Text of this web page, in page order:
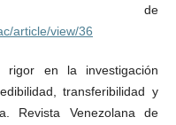
de
article/view/36
rigor en la investigación
transferibilidad y
Revista Venezolana de